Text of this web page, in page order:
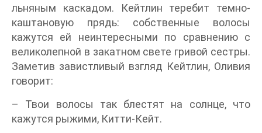
льняным каскадом. Кейтлин теребит темно-
каштановую прядь: собственные волосы
кажутся ей неинтересными по сравнению с
великолепной в закатном свете гривой сестры.
Заметив завистливый взгляд Кейтлин, Оливия
говорит:
– Твои волосы так блестят на солнце, что
кажутся рыжими, Китти-Кейт.